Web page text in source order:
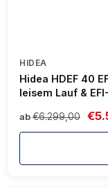
HIDEA
Hidea HDEF 40
leisem Lauf &
ab €6.299,00